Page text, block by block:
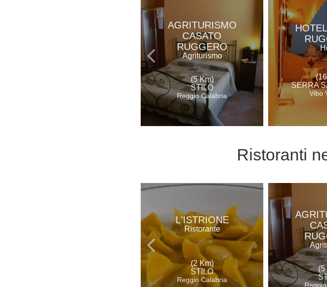
AGRITURISMO
CASATO
RUGGERO
Agriturismo
(5 Km)
STILO
Reggio Calabria
SERRA
Vibo
Ristoranti
L'ISTRIONE
Ristorante
(2 Km)
STILO
Reggio Calabria
(5